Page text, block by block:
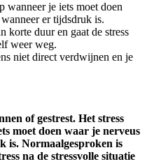
wanneer je iets moet doen
er tijdsdruk is.
korte duur en gaat de stress
weer weg.
niet direct verdwijnen en je
of gestrest. Het stress
moet doen waar je nerveus
is. Normaalgesproken is
na de stressvolle situatie